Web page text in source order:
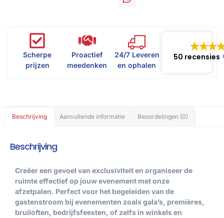
Scherpe
prijzen
Proactief
meedenken
24/7 Leveren
en ophalen
50 recensies
Beschrijving Aanvullende informatie Beoordelingen (0)
Beschrijving
Creëer een gevoel van exclusiviteit en organiseer de
ruimte effectief op jouw evenement met onze
afzetpalen. Perfect voor het begeleiden van de
gastenstroom bij evenementen zoals gala’s, premières,
bruiloften, bedrijfsfeesten, of zelfs in winkels en